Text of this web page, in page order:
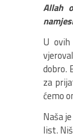
Allah
U ovih
dobro.
za
ćemo
Naša
list.